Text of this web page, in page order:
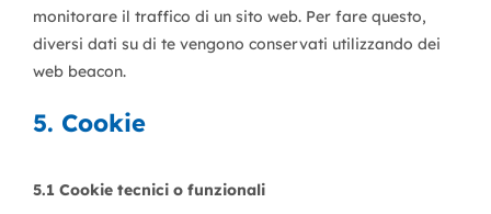
monitorare il traffico di un sito web. Per fare questo,
diversi dati su di te vengono conservati utilizzando dei
web beacon.
5. Cookie
5.1 Cookie tecnici o funzionali